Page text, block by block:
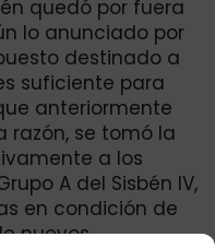
quedó por fuera
lo anunciado por
destinado a
suficiente para
anteriormente
razón, se tomó la
a los
A del Sisbén IV,
en condición de
nuevos